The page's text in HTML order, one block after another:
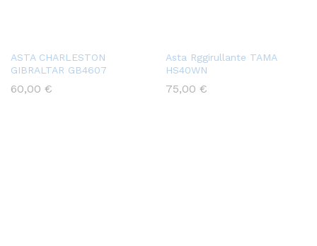
ASTA CHARLESTON
GIBRALTAR GB4607
60,00 €
Asta Rggirullante TAMA
HS40WN
75,00 €